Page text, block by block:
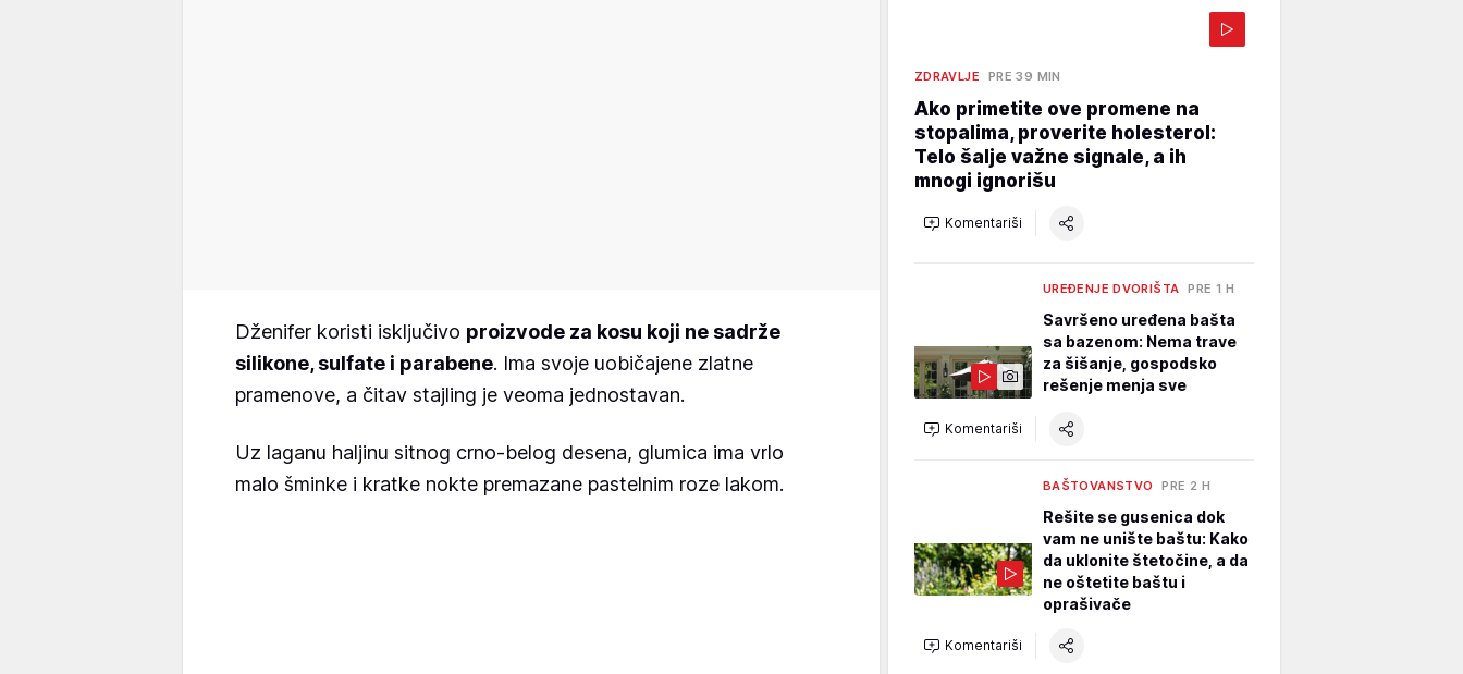
Dženifer koristi isključivo proizvode za kosu koji ne sadrže
silikone, sulfate i parabene. Ima svoje uobičajene zlatne
pramenove, a čitav stajling je veoma jednostavan.
Uz laganu haljinu sitnog crno-belog desena, glumica ima vrlo
malo šminke i kratke nokte premazane pastelnim roze lakom.
ZDRAVLJE PRE 39 MIN
Ako primetite ove promene na
stopalima, proverite holesterol:
Telo šalje važne signale, a ih
mnogi ignorišu
Komentariši
UREĐENJE DVORIŠTA PRE 1 H
Savršeno uređena bašta
sa bazenom: Nema trave
za šišanje, gospodsko
rešenje menja sve
Komentariši
BAŠTOVANSTVO PRE 2 H
Rešite se gusenica dok
vam ne unište baštu: Kako
da uklonite štetočine, a da
ne oštetite baštu i
oprašivače
Komentariši